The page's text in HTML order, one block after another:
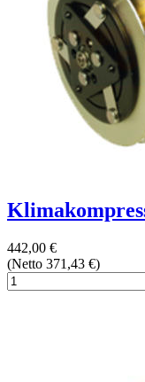
442,00 €
(Netto 371,43 €)